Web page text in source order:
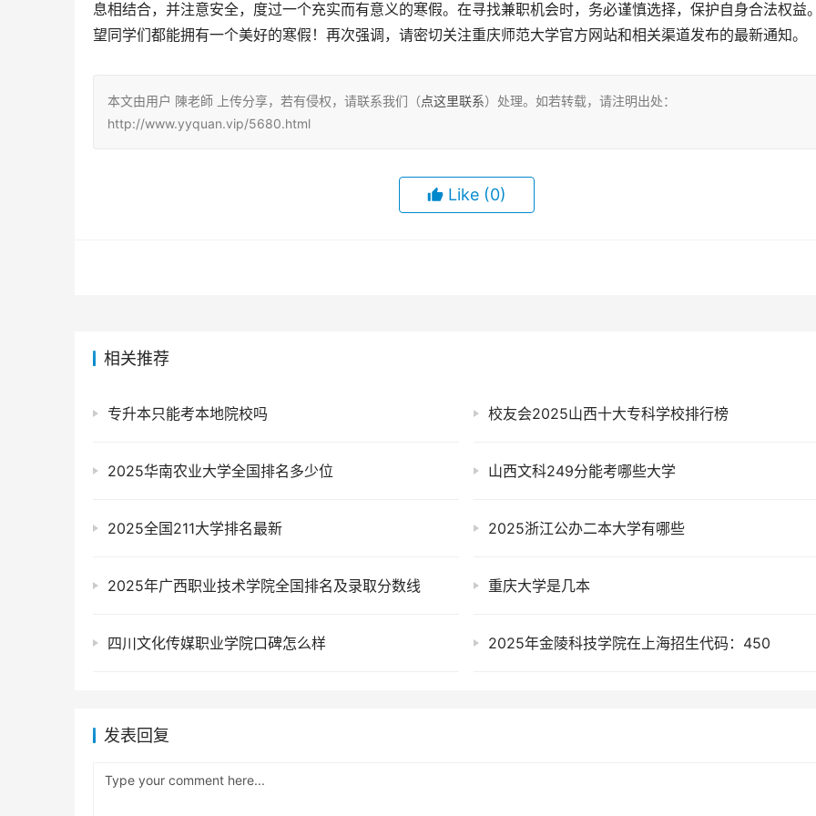
息相结合，并注意安全，度过一个充实而有意义的寒假。在寻找兼职机会时，务必谨慎选择，保护自身合法权益
望同学们都能拥有一个美好的寒假！再次强调，请密切关注重庆师范大学官方网站和相关渠道发布的最新通知。
本文由用户 陳老師 上传分享，若有侵权，请联系我们（点这里联系）处理。如若转载，请注明出处：
http://www.yyquan.vip/5680.html
Like (0)
相关推荐
专升本只能考本地院校吗 校友会2025山西十大专科学校排行榜
2025华南农业大学全国排名多少位 山西文科249分能考哪些大学
2025全国211大学排名最新 2025浙江公办二本大学有哪些
2025年广西职业技术学院全国排名及录取分数线 重庆大学是几本
四川文化传媒职业学院口碑怎么样 2025年金陵科技学院在上海招生代码：450
发表回复